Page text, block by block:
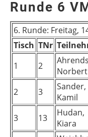
Runde 6
6. Runde: Freitag,
Tisch TNr
1
2
Norbert
2 3
Sander,
Kamil
3 13
Hudan,
Kiara